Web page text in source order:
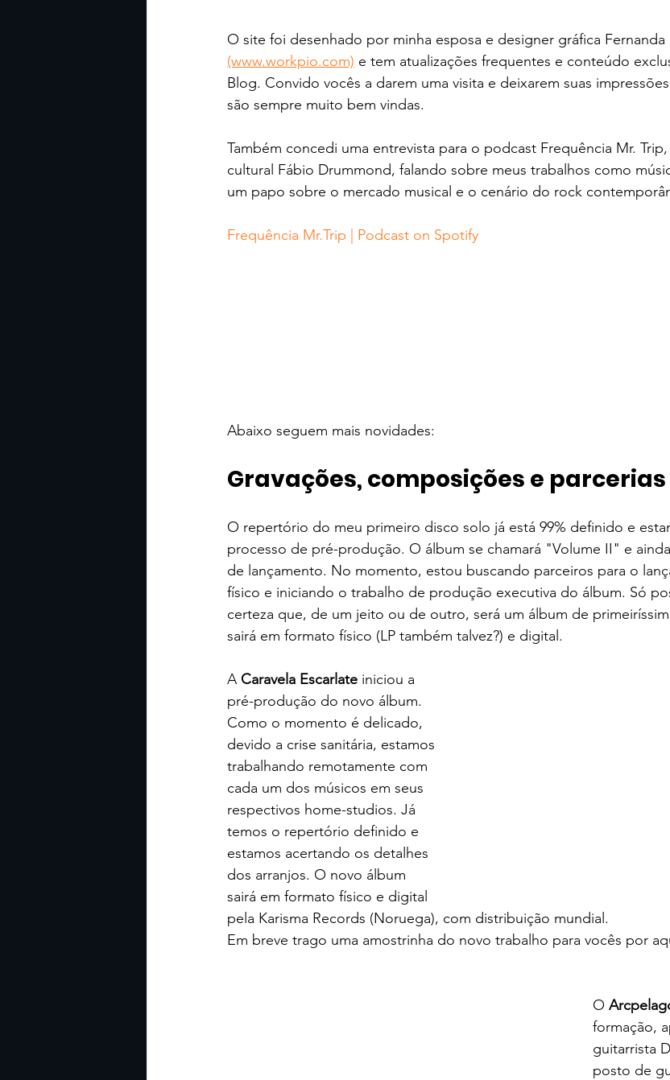
O site foi desenhado por minha esposa e designer gráfica Fernanda
(www.workpio.com) e tem atualizações frequentes e conteúdo
Blog. Convido vocês a darem uma visita e deixarem suas
são sempre muito bem vindas.
Também concedi uma entrevista para o podcast Frequência Mr.
cultural Fábio Drummond, falando sobre meus trabalhos como
um papo sobre o mercado musical e o cenário do rock
Frequência Mr.Trip | Podcast on Spotify
Abaixo seguem mais novidades:
Gravações, composições e parcerias
O repertório do meu primeiro disco solo já está 99% definido e
processo de pré-produção. O álbum se chamará "Volume II" e
de lançamento. No momento, estou buscando parceiros para o
físico e iniciando o trabalho de produção executiva do álbum. Só
certeza que, de um jeito ou de outro, será um álbum de
sairá em formato físico (LP também talvez?) e digital.
A Caravela Escarlate iniciou a
pré-produção do novo álbum.
Como o momento é delicado,
devido a crise sanitária, estamos
trabalhando remotamente com
cada um dos músicos em seus
respectivos home-studios. Já
temos o repertório definido e
estamos acertando os detalhes
dos arranjos. O novo álbum
sairá em formato físico e digital
pela Karisma Records (Noruega), com distribuição mundial.
Em breve trago uma amostrinha do novo trabalho para vocês por
O
formação,
guitarrista
posto de